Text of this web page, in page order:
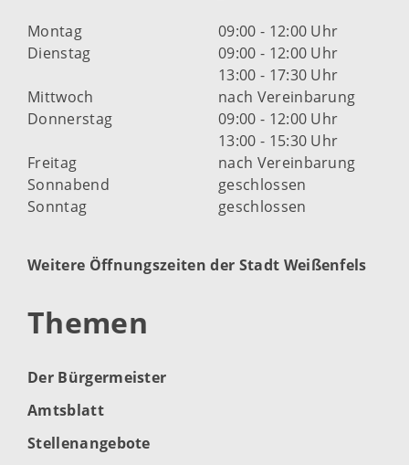
Montag
09:00 - 12:00 Uhr
Dienstag
09:00 - 12:00 Uhr
13:00 - 17:30 Uhr
Mittwoch
nach Vereinbarung
Donnerstag
09:00 - 12:00 Uhr
13:00 - 15:30 Uhr
Freitag
nach Vereinbarung
Sonnabend
geschlossen
Sonntag
geschlossen
Weitere Öffnungszeiten der Stadt Weißenfels
Themen
Der Bürgermeister
Amtsblatt
Stellenangebote